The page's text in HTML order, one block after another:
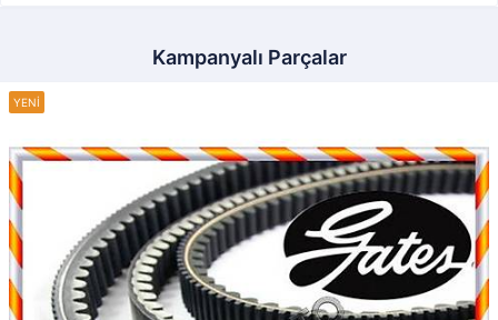
Kampanyalı Parçalar